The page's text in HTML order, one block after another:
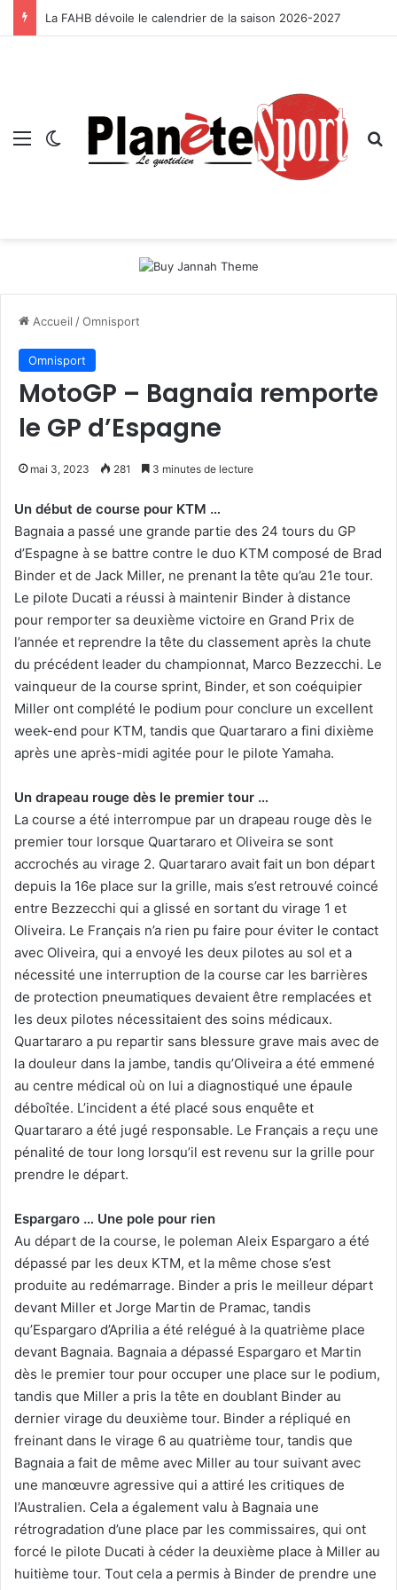
La FAHB dévoile le calendrier de la saison 2026-2027
Menu Switch skin
Accueil /Omnisport
Omnisport
MotoGP – Bagnaia remporte
le GP d’Espagne
mai 3, 2023 281 3 minutes de lecture
Un début de course pour KTM …
Bagnaia a passé une grande partie des 24 tours du GP
d’Espagne à se battre contre le duo KTM composé de Brad
Binder et de Jack Miller, ne prenant la tête qu’au 21e tour.
Le pilote Ducati a réussi à maintenir Binder à distance
pour remporter sa deuxième victoire en Grand Prix de
l’année et reprendre la tête du classement après la chute
du précédent leader du championnat, Marco Bezzecchi. Le
vainqueur de la course sprint, Binder, et son coéquipier
Miller ont complété le podium pour conclure un excellent
week-end pour KTM, tandis que Quartararo a fini dixième
après une après-midi agitée pour le pilote Yamaha.
Un drapeau rouge dès le premier tour …
La course a été interrompue par un drapeau rouge dès le
premier tour lorsque Quartararo et Oliveira se sont
accrochés au virage 2. Quartararo avait fait un bon départ
depuis la 16e place sur la grille, mais s’est retrouvé coincé
entre Bezzecchi qui a glissé en sortant du virage 1 et
Oliveira. Le Français n’a rien pu faire pour éviter le contact
avec Oliveira, qui a envoyé les deux pilotes au sol et a
nécessité une interruption de la course car les barrières
de protection pneumatiques devaient être remplacées et
les deux pilotes nécessitaient des soins médicaux.
Quartararo a pu repartir sans blessure grave mais avec de
la douleur dans la jambe, tandis qu’Oliveira a été emmené
au centre médical où on lui a diagnostiqué une épaule
déboîtée. L’incident a été placé sous enquête et
Quartararo a été jugé responsable. Le Français a reçu une
pénalité de tour long lorsqu’il est revenu sur la grille pour
prendre le départ.
Espargaro … Une pole pour rien
Au départ de la course, le poleman Aleix Espargaro a été
dépassé par les deux KTM, et la même chose s’est
produite au redémarrage. Binder a pris le meilleur départ
devant Miller et Jorge Martin de Pramac, tandis
qu’Espargaro d’Aprilia a été relégué à la quatrième place
devant Bagnaia. Bagnaia a dépassé Espargaro et Martin
dès le premier tour pour occuper une place sur le podium,
tandis que Miller a pris la tête en doublant Binder au
dernier virage du deuxième tour. Binder a répliqué en
freinant dans le virage 6 au quatrième tour, tandis que
Bagnaia a fait de même avec Miller au tour suivant avec
une manœuvre agressive qui a attiré les critiques de
l’Australien. Cela a également valu à Bagnaia une
rétrogradation d’une place par les commissaires, qui ont
forcé le pilote Ducati à céder la deuxième place à Miller au
huitième tour. Tout cela a permis à Binder de prendre une